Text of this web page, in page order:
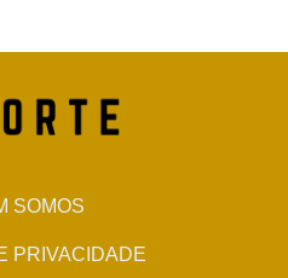
SOMOS
PRIVACIDADE